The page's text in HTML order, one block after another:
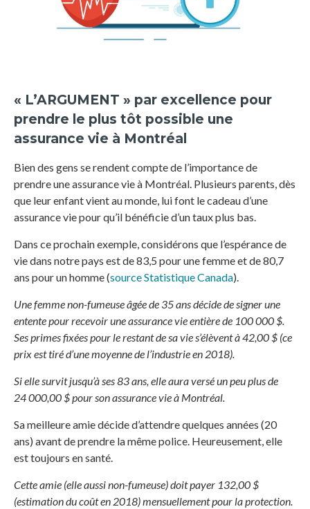
« L’ARGUMENT » par excellence pour
prendre le plus tôt possible une
assurance vie à Montréal
Bien des gens se rendent compte de l’importance de
prendre une assurance vie à Montréal. Plusieurs parents, dès
que leur enfant vient au monde, lui font le cadeau d’une
assurance vie pour qu’il bénéficie d’un taux plus bas.
Dans ce prochain exemple, considérons que l’espérance de
vie dans notre pays est de 83,5 pour une femme et de 80,7
ans pour un homme (source Statistique Canada).
Une femme non-fumeuse âgée de 35 ans décide de signer une
entente pour recevoir une assurance vie entière de 100 000 $.
Ses primes fixées pour le restant de sa vie s’élèvent à 42,00 $ (ce
prix est tiré d’une moyenne de l’industrie en 2018).
Si elle survit jusqu’à ses 83 ans, elle aura versé un peu plus de
24 000,00 $ pour son assurance vie à Montréal.
Sa meilleure amie décide d’attendre quelques années (20
ans) avant de prendre la même police. Heureusement, elle
est toujours en santé.
Cette amie (elle aussi non-fumeuse) doit payer 132,00 $
(estimation du coût en 2018) mensuellement pour la protection.